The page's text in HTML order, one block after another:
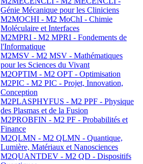
Génie Mécanique pour les Cliniciens
M2MOCHI - M2 MoChI - Chimie
Moléculaire et Interfaces
M2MPRI - M2 MPRI - Fondements de
l'Informatique
M2MSV - M2 MSV - Mathématiques
pour les Sciences du Vivant
M2OPTIM - M2 OPT - Optimisation
M2PIC - M2 PIC - Projet, Innovation,
Conception
M2PLASPHYFUS - M2 PPF - Physique
des Plasmas et de la Fusion
M2PROBFIN - M2 PF - Probabilités et
Finance
M2QLMN - M2 QLMN - Quantique,
Lumière, Matériaux et Nanosciences
M2QUANTDEV - M2 QD - Dispositifs